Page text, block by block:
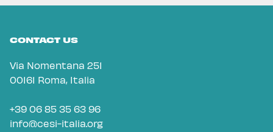
CONTACT US
Via Nomentana 251
00161 Roma, Italia
+39 06 85 35 63 96
info@cesi-italia.org